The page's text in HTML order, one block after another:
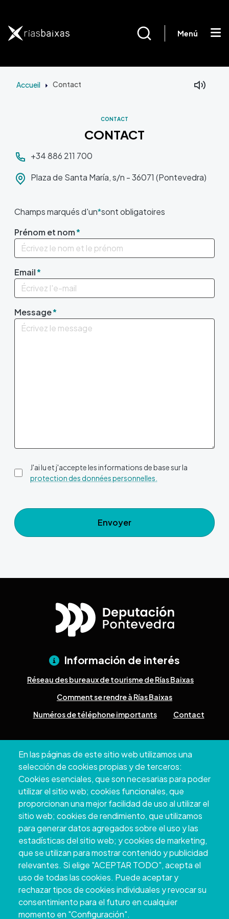
Menú
Accueil Contact
CONTACT
CONTACT
Aller au contenu principal
+34 886 211 700
Plaza de Santa María, s/n - 36071 (Pontevedra)
Champs marqués d'un*sont obligatoires
Prénom et nom
Email
Message
J'ai lu et j'accepte les informations de base sur la
protection des données personnelles.
Envoyer
En las páginas de este sitio web utilizamos una
selección de cookies propias y de terceros:
Cookies esenciales, que son necesarias para poder
utilizar el sitio web; cookies funcionales, que
proporcionan una mejor facilidad de uso al utilizar el
sitio web; cookies de rendimiento, que utilizamos
para generar datos agregados sobre el uso y las
estadísticas del sitio web; y cookies de marketing,
que se utilizan para mostrar contenido y publicidad
relevantes. Si elige "ACEPTAR TODO", acepta el
uso de todas las cookies. Puede aceptar y
rechazar tipos de cookies individuales y revocar su
consentimiento para el futuro en cualquier
momento en "Configuración".
Información de interés
Réseau des bureaux de tourisme de Rías Baixas
Comment se rendre à Rías Baixas
Numéros de téléphone importants
Contact
Pontevedra
+34 986 804 100 | +34 986 804 124
Copyright © 2026. Conseil provincial de
Pontevedra.Tous droits réservés